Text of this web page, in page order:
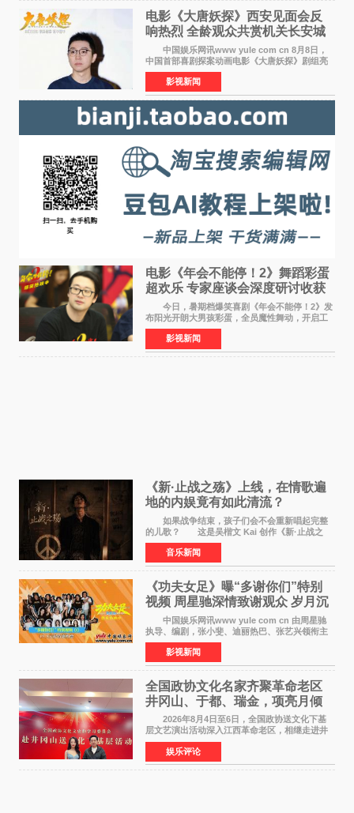
电影《大唐妖探》西安见面会反
响热烈 全龄观众共赏机关长安城
中国娱乐网讯www yule com cn 8月8日，
中国首部喜剧探案动画电影《大唐妖探》剧组亮
相西安，举办线下见面会活动。导演程腾、联合
导演黄珉、总制片人曹紫建、制片人李莹莹、领
衔声音出演雷淞然
影视新闻
电影《年会不能停！2》舞蹈彩蛋
超欢乐 专家座谈会深度研讨收获
满满
今日，暑期档爆笑喜剧《年会不能停！2》发
布阳光开朗大男孩彩蛋，全员魔性舞动，开启工
位狂欢模式。影片于昨日同步举办专家座谈会，
导演董润年、总制片人应萝佳出席现场，与一众
业内、学界专家
影视新闻
《新·止战之殇》上线，在情歌遍
地的内娱竟有如此清流？
如果战争结束，孩子们会不会重新唱起完整
的儿歌？ 这是吴楷文 Kai 创作《新·止战之
殇》时最初的想法。 从伊朗相关冲突引发的
地区局势，到世界各地仍在发生的动荡与不安，
战争从来不只
音乐新闻
《功夫女足》曝“多谢你们”特别
视频 周星驰深情致谢观众 岁月沉
淀不灭初心
中国娱乐网讯www yule com cn 由周星驰
执导、编剧，张小斐、迪丽热巴、张艺兴领衔主
演，刘嘉玲、佐藤健特别出演，艾米、雪野、蔡
思贝、胡予安、倪好特别介绍的喜剧电影《功夫
女足》释出多谢你
影视新闻
全国政协文化名家齐聚革命老区
井冈山、于都、瑞金，项亮月倾
情献唱《桃花谣》致敬红色沃土
2026年8月4日至6日，全国政协送文化下基
层文艺演出活动深入江西革命老区，相继走进井
冈山、于都长征出发地、瑞金三地。由全国政协
文化文史和学习委员会副主任、甘肃省政协原主
席欧阳坚率团，一
娱乐评论